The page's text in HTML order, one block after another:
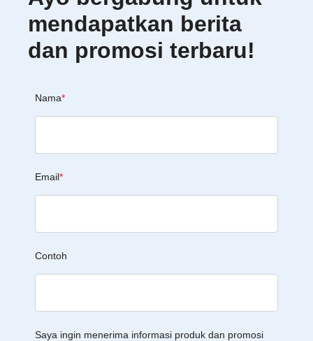
mendapatkan berita
dan promosi terbaru!
Nama*
Email*
Contoh
Saya ingin menerima informasi produk dan promosi